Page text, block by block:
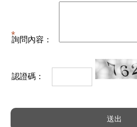
詢問內容：
認證碼：